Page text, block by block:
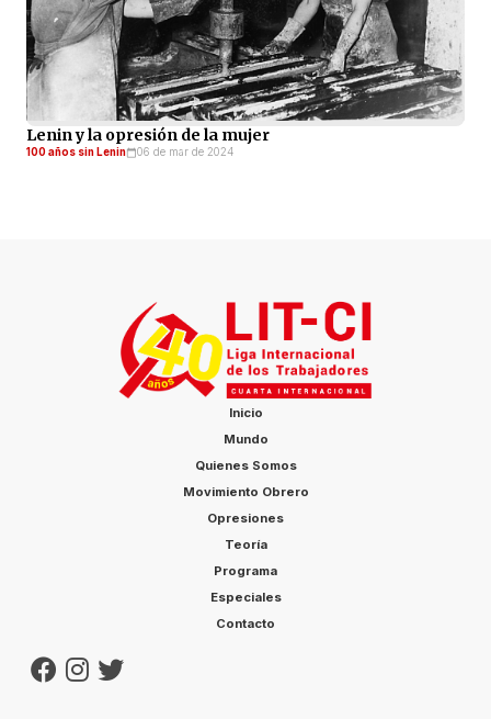
Lenin y la opresión de la mujer
100 años sin Lenin 06 de mar de 2024
Inicio
Mundo
Quienes Somos
Movimiento Obrero
Opresiones
Teoría
Programa
Especiales
Contacto